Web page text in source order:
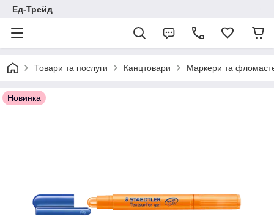
Ед-Трейд
Товари та послуги Канцтовари Маркери та
Новинка